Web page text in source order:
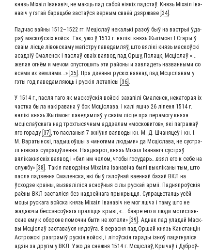
князь Міхаіл Іва­навіч, не маю­ць пад сабой нія­кіх пад­стаў. Князь Міхаіл Іва­
навіч у гэтай бара­ць­бе застаў­ся вер­ным сва­ёй дзяр­жа­ве [34] .
Пад­час вай­ны 1512–1522 гг. Меціслаў некаль­кі разоў быў на васт­рыі ўда­
раў мас­коўскіх войск. Так, ужо ў 1513 г. вялікі князь Жыгі­монт І Ста­ры ў
сваім ліс­це лівонска­му магіст­ру паве­дам­ляў, што вялікі князь мас­коўскі
асад­зіў Сма­ленск і пас­лаў сваіх ваявод пад Оршу, Полацк, Мсціслаў «...
желая огнём и мечом опу­сто­шить эти рай­о­ны и завла­деть назван­ны­ми со
все­ми их зем­ля­ми...» [35]
. Пра дзе­ян­ні рус­кіх ваявад пад Мсці­сла­вам у
гэты год паве­дам­ля­ю­ць і рус­кія лета­пі­сы [36]
У 1514 г., пас­ля таго як мас­коўскія вой­скі заха­пілі Сма­ленск, нека­то­рая іх
част­ка была накіра­ва­на ў бок Мсці­сла­ва. І калі яшчэ 26 ліпе­ня 1514 г.
вялікі князь Жыгі­монт паве­дам­ляў у сваім ліс­це пра пера­мо­гу кня­зя
мсціслаўска­га над трох­ты­сяч­ным аддзе­лам «мос­ко­ви­тов», які пагра­жаў
яго гора­ду [37] , то пас­ла­ныя 7 жніў­ня ваяво­ды кн. М. Д. Шча­ня­цеў і кн. І.
М. Вара­тын­скі, пады­шоў­шы з «мно­ги­ми людь­ми» да Мсці­сла­ва, не сустр­э­
лі нія­ка­га супра­ціў­лен­ня. Наа­д­ва­рот, князь Міхаіл Іва­навіч сустр­эў
вялікак­няс­кіх ваявод і «бил им челом, что­бы государь...взял его к себе на
служ­бу» [38] . Такія павод­зі­ны Міхаі­ла Іва­наві­ча былі выклі­ка­ны тым, што
пас­ля пад­зен­ня Сма­лен­ска, які быў галоў­най ваен­най базай ВКЛ на
ўсход­зе краі­ны, вызвалілі­ся асноў­ныя сілы рус­кай арміі. Пад­ня­проўскія
раё­ны ВКЛ засталі­ся без над­зей­на­га пры­крыц­ця. Супра­ць­ста­я­ць усёй
моцы рус­ка­га вой­ска князь Міхаіл Іва­навіч не мог яшчэ і таму, што не
жада­ю­чы бес­с­эн­соў­на­га праліц­ця кры­ві, «... бая­ре его и люди мсти­слав­
ские ему к обо­роне помоч­ни быти не хоте­ли» [39] . Аднак пад ула­дай Мас­к­
вы Мсціслаў заста­ваў­ся нядоў­га. 8 верас­ня пад Оршай князь Кан­стан­цін
Аст­рож­скі раз­гра­міў рус­кія вой­скі, і літоўскія гара­ды ізноў пацяг­нулі­ся
адзін за дру­гім у ВКЛ. Ужо да снеж­ня 1514 г. Мсціслаў, Кры­чаў і Дуб­роў­